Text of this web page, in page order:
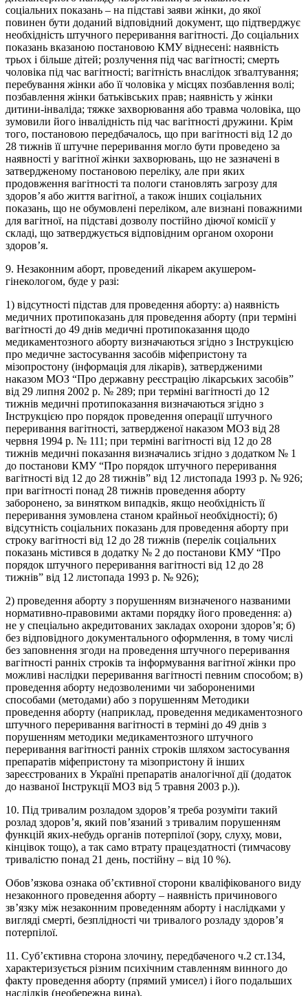
соціальних показань – на підставі заяви жінки, до якої
повинен бути доданий відповідний документ, що підтверджує
необхідність штучного переривання вагітності. До соціальних
показань вказаною постановою КМУ віднесені: наявність
трьох і більше дітей; розлучення під час вагітності; смерть
чоловіка під час вагітності; вагітність внаслідок зґвалтування;
перебування жінки або її чоловіка у місцях позбавлення волі;
позбавлення жінки батьківських прав; наявність у жінки
дитини-інваліда; тяжке захворювання або травма чоловіка, що
зумовили його інвалідність під час вагітності дружини. Крім
того, постановою передбачалось, що при вагітності від 12 до
28 тижнів її штучне переривання могло бути проведено за
наявності у вагітної жінки захворювань, що не зазначені в
затвердженому постановою переліку, але при яких
продовження вагітності та пологи становлять загрозу для
здоров’я або життя вагітної, а також інших соціальних
показань, що не обумовлені переліком, але визнані поважними
для вагітної, на підставі дозволу постійно діючої комісії у
складі, що затверджується відповідним органом охорони
здоров’я.
9. Незаконним аборт, проведений лікарем акушером-
гінекологом, буде у разі:
1) відсутності підстав для проведення аборту: а) наявність
медичних протипоказань для проведення аборту (при терміні
вагітності до 49 днів медичні протипоказання щодо
медикаментозного аборту визначаються згідно з Інструкцією
про медичне застосування засобів міфепристону та
мізопростону (інформація для лікарів), затвердженими
наказом МОЗ “Про державну реєстрацію лікарських засобів”
від 29 липня 2002 р. № 289; при терміні вагітності до 12
тижнів медичні протипоказання визначаються згідно з
Інструкцією про порядок проведення операції штучного
переривання вагітності, затвердженої наказом МОЗ від 28
червня 1994 р. № 111; при терміні вагітності від 12 до 28
тижнів медичні показання визначались згідно з додатком № 1
до постанови КМУ “Про порядок штучного переривання
вагітності від 12 до 28 тижнів” від 12 листопада 1993 р. № 926;
при вагітності понад 28 тижнів проведення аборту
заборонено, за винятком випадків, якщо необхідність її
переривання зумовлена станом крайньої необхідності); б)
відсутність соціальних показань для проведення аборту при
строку вагітності від 12 до 28 тижнів (перелік соціальних
показань містився в додатку № 2 до постанови КМУ “Про
порядок штучного переривання вагітності від 12 до 28
тижнів” від 12 листопада 1993 р. № 926);
2) проведення аборту з порушенням визначеного названими
нормативно-правовими актами порядку його проведення: а)
не у спеціально акредитованих закладах охорони здоров’я; б)
без відповідного документального оформлення, в тому числі
без заповнення згоди на проведення штучного переривання
вагітності ранніх строків та інформування вагітної жінки про
можливі наслідки переривання вагітності певним способом; в)
проведення аборту недозволеними чи забороненими
способами (методами) або з порушенням Методики
проведення аборту (наприклад, проведення медикаментозного
штучного переривання вагітності в терміні до 49 днів з
порушенням методики медикаментозного штучного
переривання вагітності ранніх строків шляхом застосування
препаратів міфепристону та мізопристону й інших
зареєстрованих в Україні препаратів аналогічної дії (додаток
до названої Інструкції МОЗ від 5 травня 2003 р.)).
10. Під тривалим розладом здоров’я треба розуміти такий
розлад здоров’я, який пов’язаний з тривалим порушенням
функцій яких-небудь органів потерпілої (зору, слуху, мови,
кінцівок тощо), а так само втрату працездатності (тимчасову
тривалістю понад 21 день, постійну – від 10 %).
Обов’язкова ознака об’єктивної сторони кваліфікованого виду
незаконного проведення аборту – наявність причинового
зв’язку між незаконним проведенням аборту і наслідками у
вигляді смерті, безплідності чи тривалого розладу здоров’я
потерпілої.
11. Суб’єктивна сторона злочину, передбаченого ч.2 ст.134,
характеризується різним психічним ставленням винного до
факту проведення аборту (прямий умисел) і його подальших
наслідків (необережна вина).